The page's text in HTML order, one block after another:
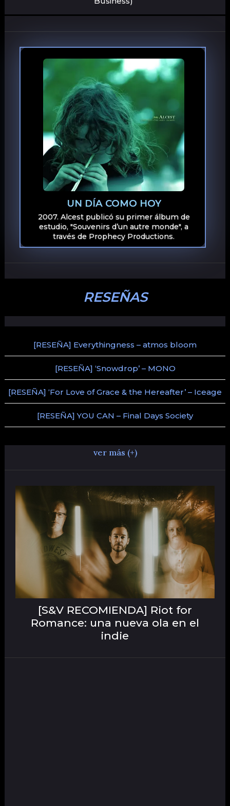
UN DÍA COMO HOY
2007. Alcest publicó su primer álbum de
estudio, "Souvenirs d’un autre monde", a
través de Prophecy Productions.
RESEÑAS
[RESEÑA] Everythingness – atmos bloom
[RESEÑA] ‘Snowdrop’ – MONO
[RESEÑA] ‘For Love of Grace & the Hereafter’ – Iceage
[RESEÑA] YOU CAN – Final Days Society
ver más (+)
[S&V RECOMIENDA] Riot for
Romance: una nueva ola en el
indie